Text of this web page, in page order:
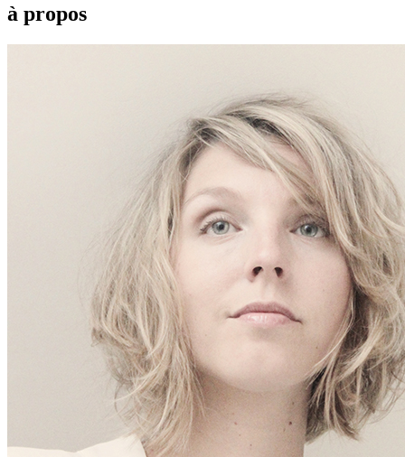
à propos